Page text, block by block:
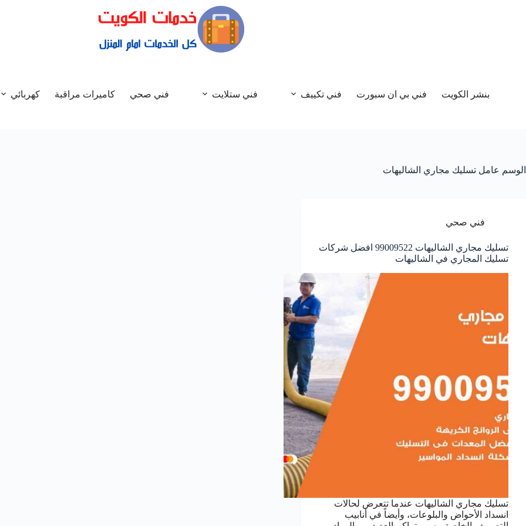
بنشر الكويت فني بي ان سبورت فني تكييف فني ستلايت فني صحي كاميرات مراقبة كهربائي
الوسم عامل تسليك مجاري الشاليهات
فني صحي
تسليك مجاري الشاليهات 99009522 افضل شركات
تسليك المجاري في الشاليهات
تسليك مجاري الشاليهات عندما تتعرض لحالات
انسداد الأحواض والبلوعات، وأيضاً في أنابيب